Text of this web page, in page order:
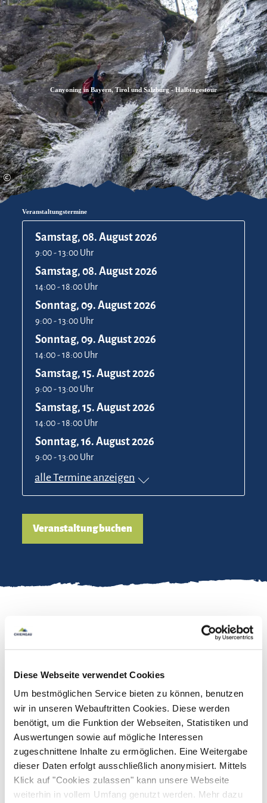
Diese Webseite verwendet Cookies
Um bestmöglichen Service bieten zu können, benutzen
wir in unseren Webauftritten Cookies. Diese werden
benötigt, um die Funktion der Webseiten, Statistiken und
Auswertungen sowie auf mögliche Interessen
zugeschnittene Inhalte zu ermöglichen. Eine Weitergabe
dieser Daten erfolgt ausschließlich anonymisiert. Mittels
Klick auf "Cookies zulassen" kann unsere Webseite
weiterhin in vollem Umfang genutzt werden. Mehr dazu
Zum
Inhalt
Zur
Suche
Zum
Footer
©
Canyoning in Bayern, Tirol und Salzburg - Halbtagestour
Veranstaltungstermine
Samstag, 08. August 2026
9:00 - 13:00 Uhr
Samstag, 08. August 2026
14:00 - 18:00 Uhr
Sonntag, 09. August 2026
9:00 - 13:00 Uhr
Sonntag, 09. August 2026
14:00 - 18:00 Uhr
Samstag, 15. August 2026
9:00 - 13:00 Uhr
Samstag, 15. August 2026
14:00 - 18:00 Uhr
Sonntag, 16. August 2026
9:00 - 13:00 Uhr
alle Termine anzeigen
Veranstaltung buchen
Jahren!
Hier tauchen wir ab in eine der Highlight-Touren
in der Umgebung. Wir werden uns in eine alpine
Schlucht begeben, um uns dort mit Abseilen und
unter gegebenen Voraussetzungen mit Rutschen
und Springen fortzubewegen. Auch ein Flying
Fox und ein Mega-Swing kann hier evtl. mit
mehr lesen
Verantwortlich für den Inhalt: Tourist Info Reit im Winkl